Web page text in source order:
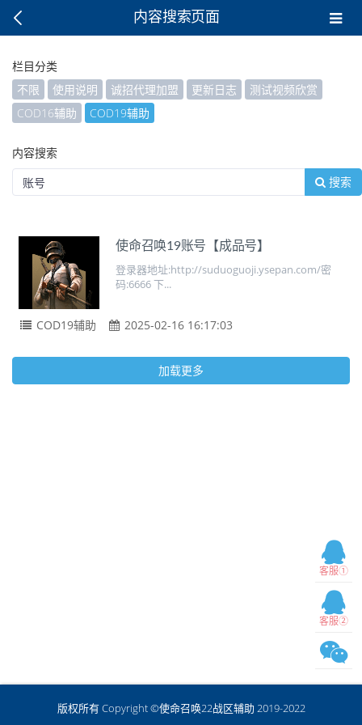
客服①
客服②
内容搜索页面
栏目分类
不限
使用说明 诚招代理加盟 更新日志
测试视频欣赏
COD16辅助
COD19辅助
内容搜索
搜索
使命召唤19账号【成品号】
登录器地址:http://suduoguoji.ysepan.com/密
码:6666 下...
COD19辅助 2025-02-16 16:17:03
加载更多
版权所有 Copyright ©使命召唤22战区辅助 2019-2022